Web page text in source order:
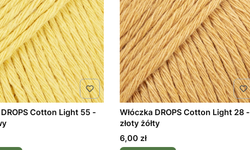
DROPS Cotton Light 55 -
Włóczka DROPS Cotton Light 28 -
złoty żółty
Cena
6,00 zł